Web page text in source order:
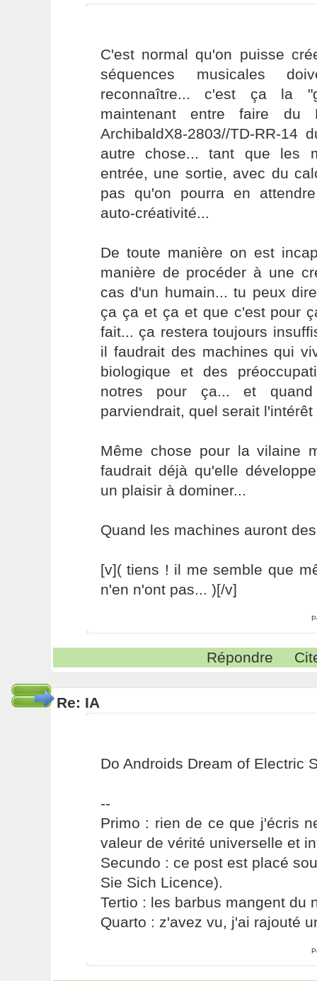
C'est normal qu'on puisse
séquences musicales
reconnaître... c'est ça la
maintenant entre faire
ArchibaldX8-2803//TD-RR-14
autre chose... tant que les
entrée, une sortie, avec du
pas qu'on pourra en
auto-créativité...
De toute manière on est
manière de procéder à une
cas d'un humain... tu peux
ça ça et ça et que c'est pour
fait... ça restera toujours
il faudrait des machines qui
biologique et des
notres pour ça... et
parviendrait, quel serait
Même chose pour la vilaine
faudrait déjà qu'elle
un plaisir à dominer...
Quand les machines auront
[v]( tiens ! il me semble que
n'en n'ont pas... )[/v]
Répondre
Re: IA
Do Androids Dream of Electric
--
Primo : rien de ce que j'écris
valeur de vérité universelle et
Secundo : ce post est placé
Sie Sich Licence).
Tertio : les barbus mangent du
Quarto : z'avez vu, j'ai rajouté